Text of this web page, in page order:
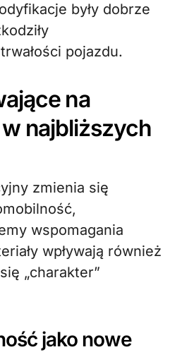
były dobrze
pojazdu.
na
najbliższych
zmienia się
wspomagania
wpływają również
„charakter”
jako nowe